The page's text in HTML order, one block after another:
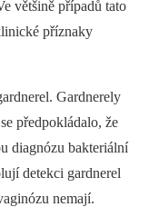
většině případů tato
příznaky
Gardnerely
předpokládalo, že
diagnózu bakteriální
detekci gardnerel
nemají.